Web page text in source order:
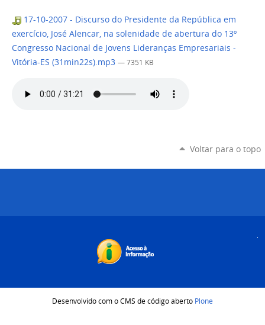
17-10-2007 - Discurso do Presidente da República em
exercício, José Alencar, na solenidade de abertura do 13º
Congresso Nacional de Jovens Lideranças Empresariais -
Vitória-ES (31min22s).mp3 — 7351 KB
Voltar para o topo
Desenvolvido com o CMS de código aberto Plone